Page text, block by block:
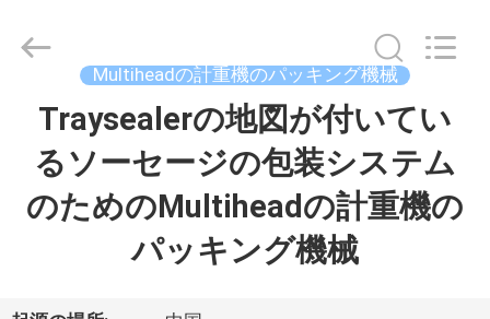
プ
supplier.
Copyright
Reserved.
Multiheadの計重機のパッキング機械
Traysealerの地図が付いてい
るソーセージの包装システム
のためのMultiheadの計重機の
パッキング機械